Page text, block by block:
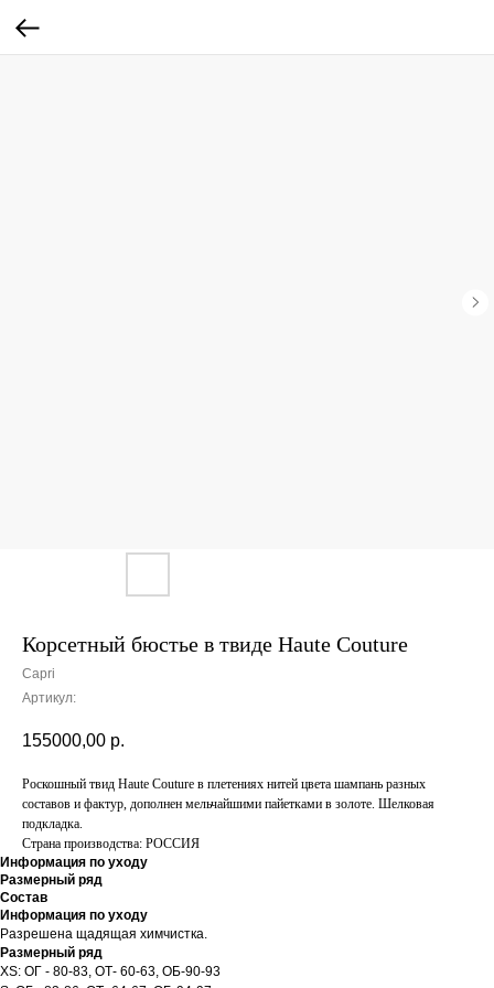
Корсетный бюстье в твиде Haute Couture
Capri
Артикул:
155000,00 р.
Роскошный твид Haute Couture в плетениях нитей цвета шампань разных
составов и фактур, дополнен мельчайшими пайетками в золоте. Шелковая
подкладка.
Страна производства: РОССИЯ
Информация по уходу
Размерный ряд
Состав
Информация по уходу
Разрешена щадящая химчистка.
Размерный ряд
XS: ОГ - 80-83, ОТ- 60-63, ОБ-90-93